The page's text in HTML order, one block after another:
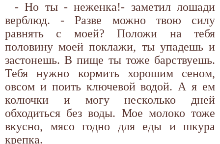
- Но ты - неженка!- заметил лошади
верблюд. - Разве можно твою силу
равнять с моей? Положи на тебя
половину моей поклажи, ты упадешь и
застонешь. В пище ты тоже барствуешь.
Тебя нужно кормить хорошим сеном,
овсом и поить ключевой водой. А я ем
колючки и могу несколько дней
обходиться без воды. Мое молоко тоже
вкусно, мясо годно для еды и шкура
крепка.